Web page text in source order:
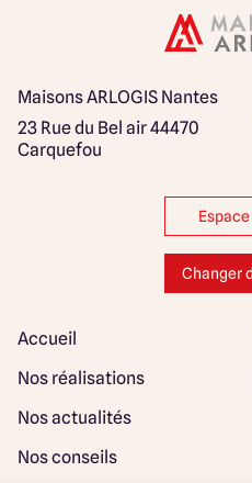
Maisons ARLOGIS Nantes
23 Rue du Bel air44470
Carquefou
Changer
Accueil
Nos réalisations
Nos actualités
Nos conseils